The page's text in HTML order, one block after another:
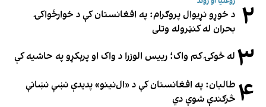
۲ د خوړو نړیوال پروګرام: په افغانستان کې د خوارځواکۍ
بحران له کنټروله وتلی
۳ له څوکۍ کم واک؛ رییس الوزرا د واک او پرېکړو په حاشیه کې
۴ طالبان: په افغانستان کې د «ال‌نینو» پدیدې نښې نښانې
څرګندې شوې دي